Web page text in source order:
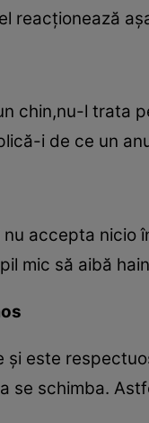
reacţionează
chin,nu-l trata
i de ce un
accepta
mic să aibă
este
se schimba.